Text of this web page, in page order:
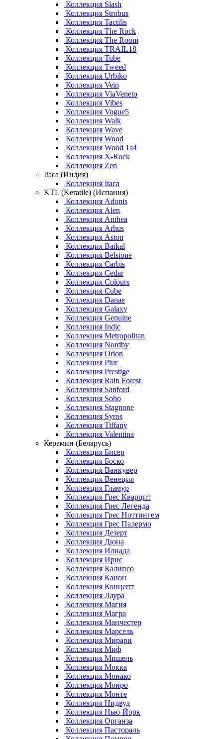
Коллекция Slash
Коллекция Strobus
Коллекция Tactilis
Коллекция The Rock
Коллекция The Room
Коллекция TRAIL18
Коллекция Tube
Коллекция Tweed
Коллекция Urbiko
Коллекция Vein
Коллекция ViaVeneto
Коллекция Vibes
Коллекция Vogue5
Коллекция Walk
Коллекция Wave
Коллекция Wood
Коллекция Wood 1a4
Коллекция X-Rock
Коллекция Zen
Itaca (Индия)
Коллекция Itaca
KTL (Keratile) (Испания)
Коллекция Adonis
Коллекция Alen
Коллекция Anthea
Коллекция Arhus
Коллекция Aston
Коллекция Baikal
Коллекция Belstone
Коллекция Carbis
Коллекция Cedar
Коллекция Colours
Коллекция Cube
Коллекция Danae
Коллекция Galaxy
Коллекция Genuine
Коллекция Indic
Коллекция Metropolitan
Коллекция Nordby
Коллекция Orion
Коллекция Piur
Коллекция Prestige
Коллекция Rain Forest
Коллекция Sanford
Коллекция Soho
Коллекция Stagnone
Коллекция Syros
Коллекция Tiffany
Коллекция Valentina
Керамин (Беларусь)
Коллекция Бисер
Коллекция Боско
Коллекция Ванкувер
Коллекция Венеция
Коллекция Гламур
Коллекция Грес Кварцит
Коллекция Грес Легенда
Коллекция Грес Ноттингем
Коллекция Грес Палермо
Коллекция Дезерт
Коллекция Дюна
Коллекция Илиада
Коллекция Ирис
Коллекция Калипсо
Коллекция Канон
Коллекция Концепт
Коллекция Лаура
Коллекция Магия
Коллекция Магра
Коллекция Манчестер
Коллекция Марсель
Коллекция Мирари
Коллекция Миф
Коллекция Мишель
Коллекция Мокка
Коллекция Монако
Коллекция Монро
Коллекция Монте
Коллекция Нидвуд
Коллекция Нью-Йорк
Коллекция Органза
Коллекция Пастораль